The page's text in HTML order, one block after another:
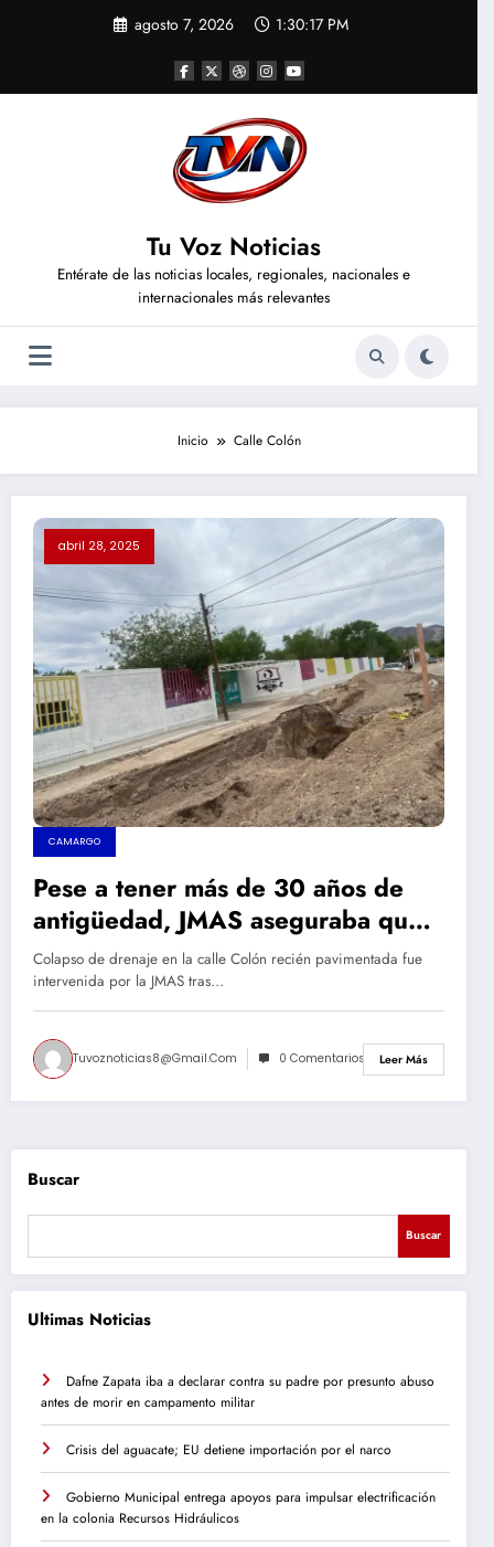
agosto 7, 2026 1:30:18 PM
Tu Voz Noticias
Entérate de las noticias locales, regionales, nacionales e
internacionales más relevantes
Inicio Calle Colón
abril 28, 2025
CAMARGO
Pese a tener más de 30 años de
antigüedad, JMAS aseguraba que
drenaje en calle Colón “trabajaría
perfectamente”
Colapso de drenaje en la calle Colón recién pavimentada fue
intervenida por la JMAS tras…
Tuvoznoticias8@gmail.com 0 Comentarios Leer Más
Buscar
Buscar
Ultimas Noticias
Dafne Zapata iba a declarar contra su padre por presunto abuso
antes de morir en campamento militar
Crisis del aguacate; EU detiene importación por el narco
Gobierno Municipal entrega apoyos para impulsar electrificación
en la colonia Recursos Hidráulicos